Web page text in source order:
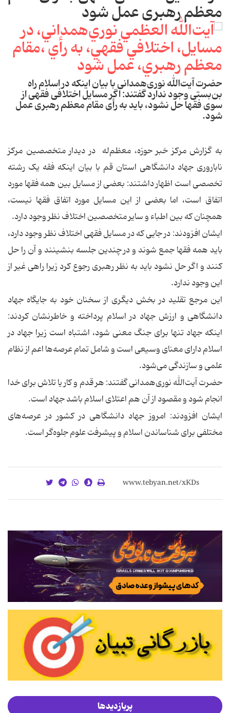
معظم رهبری عمل شود
حضرت آیت‌الله نوری‌همدانی با بیان اینکه در اسلام راه
بن‌بستی وجود ندارد گفتند: اگر مسایل اختلافی فقهی از
سوی فقها حل نشود، باید به رأی مقام معظم رهبری عمل
شود.
به گزارش مرکز خبر حوزه، معظم‌له در دیدار متخصصین مرکز
ناباروری جهاد دانشگاهی استان قم با بیان اینکه فقه یک رشته
تخصصی است اظهار داشتند: بعضی از مسایل بین همه فقها مورد
اتفاق است، اما بعضی از این مسایل مورد اتفاق فقها نیست،
همچنان که بین اطباء و سایر متخصصین اختلاف نظر وجود دارد.
ایشان افزودند: در جایی که در مسایل فقهی اختلاف نظر وجود دارد،
باید همه فقها جمع شوند و در چندین جلسه بنشینند و آن را حل
کنند و اگر حل نشود باید به نظر رهبری رجوع کرد زیرا راهی غیر از
این وجود ندارد.
این مرجع تقلید در بخش دیگری از سخنان خود به جایگاه جهاد
دانشگاهی و ارزش جهاد در اسلام پرداخته و خاطرنشان کردند:
اینکه جهاد تنها برای جنگ معنی شود، اشتباه است زیرا جهاد در
اسلام دارای معنای وسیعی است و شامل تمام عرصه‌ها اعم از نظام
علمی و سازندگی می‌شود.
حضرت آیت‌الله نوری‌همدانی گفتند: هر قدم و کار یا تلاش برای خدا
انجام شود و مقصود از آن هم اعتلای اسلام باشد جهاد است.
ایشان افزودند: امروز جهاد دانشگاهی در کشور در عرصه‌های
مختلفی برای شناساندن اسلام و پیشرفت علوم جلوه‌گر است.
پربازدیدها